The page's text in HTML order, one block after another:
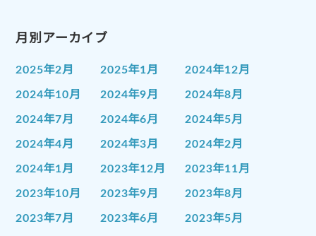
月別アーカイブ
2025年2月 2025年1月 2024年12月
2024年10月 2024年9月 2024年8月
2024年7月 2024年6月 2024年5月
2024年4月 2024年3月 2024年2月
2024年1月 2023年12月 2023年11月
2023年10月 2023年9月 2023年8月
2023年7月 2023年6月 2023年5月